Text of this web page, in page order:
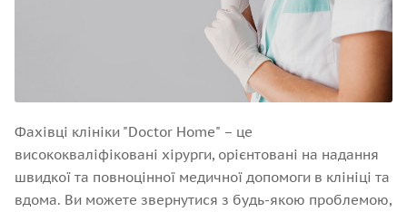
Фахівці клініки "Doctor Home" – це
висококваліфіковані хірурги, орієнтовані на надання
швидкої та повноцінної медичної допомоги в клініці та
вдома. Ви можете звернутися з будь-якою проблемою,